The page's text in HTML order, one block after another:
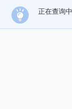
正在查询